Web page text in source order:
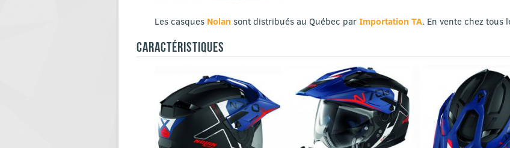
Les casques Nolan sont distribués au Québec par Importation TA. En vente chez tous
CARACTÉRISTIQUES